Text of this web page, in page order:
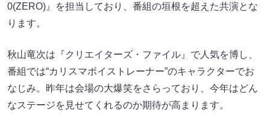
0(ZERO)』を担当しており、番組の垣根を超えた共演とな
ります。
秋山竜次は『クリエイターズ・ファイル』で人気を博し、
番組では“カリスマボイストレーナー”のキャラクターでお
なじみ。昨年は会場の大爆笑をさらっており、今年はどん
なステージを見せてくれるのか期待が高まります。